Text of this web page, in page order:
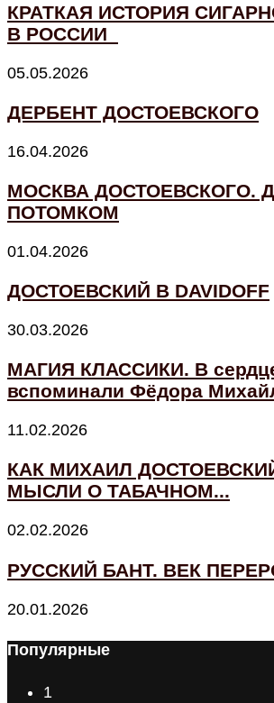
КРАТКАЯ ИСТОРИЯ
В РОССИИ
05.05.2026
ДЕРБЕНТ ДОСТОЕВСКОГО
16.04.2026
МОСКВА ДОСТОЕВСКОГО.
ПОТОМКОМ
01.04.2026
ДОСТОЕВСКИЙ В DAVIDOFF
30.03.2026
МАГИЯ КЛАССИКИ. В
вспоминали Фёдора
11.02.2026
КАК МИХАИЛ
МЫСЛИ О ТАБАЧНОМ...
02.02.2026
РУССКИЙ БАНТ. ВЕК
20.01.2026
Популярные
1